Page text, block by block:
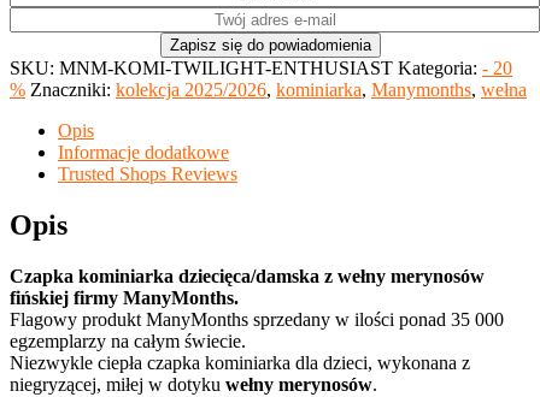
SKU: MNM-KOMI-TWILIGHT-ENTHUSIAST Kategoria: - 20
% Znaczniki: kolekcja 2025/2026, kominiarka, Manymonths, wełna
Opis
Informacje dodatkowe
Trusted Shops Reviews
Opis
Czapka kominiarka dziecięca/damska z wełny merynosów
fińskiej firmy ManyMonths.
Flagowy produkt ManyMonths sprzedany w ilości ponad 35 000
egzemplarzy na całym świecie.
Niezwykle ciepła czapka kominiarka dla dzieci, wykonana z
niegryzącej, miłej w dotyku wełny merynosów.